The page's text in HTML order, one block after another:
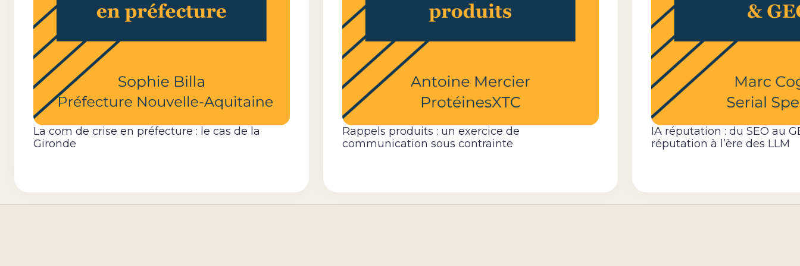
La com de crise en préfecture : le cas de la
Gironde
Rappels produits : un exercice de
communication sous contrainte
IA réputation : du SEO au
réputation à l’ère des LLM